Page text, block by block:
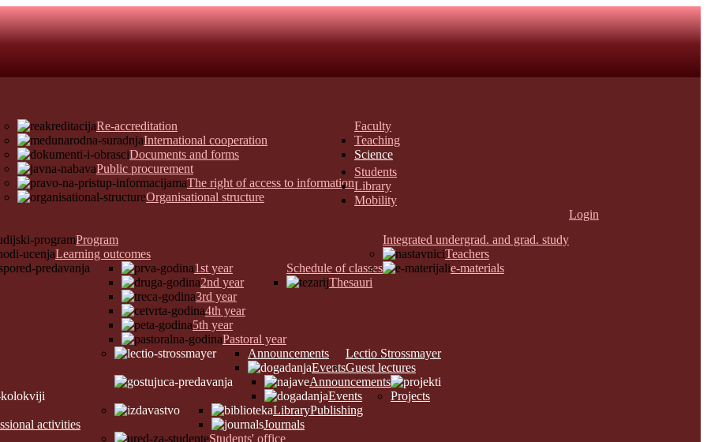
Faculty
Re-accreditation
International cooperation
Documents and forms
Public procurement
The right of access to information
Organisational structure
Teaching
Integrated undergrad. and grad. study
Program
Learning outcomes
Schedule of classes
1st year
2nd year
3rd year
4th year
5th year
Pastoral year
Thesauri
Teachers
e-materials
Science
activities
Lectio Strossmayer
Announcements
EventsGuest lectures
Announcements
Events
Projects
Publishing
Library
Journals
Students
Students' office
Library
Mobility
Login